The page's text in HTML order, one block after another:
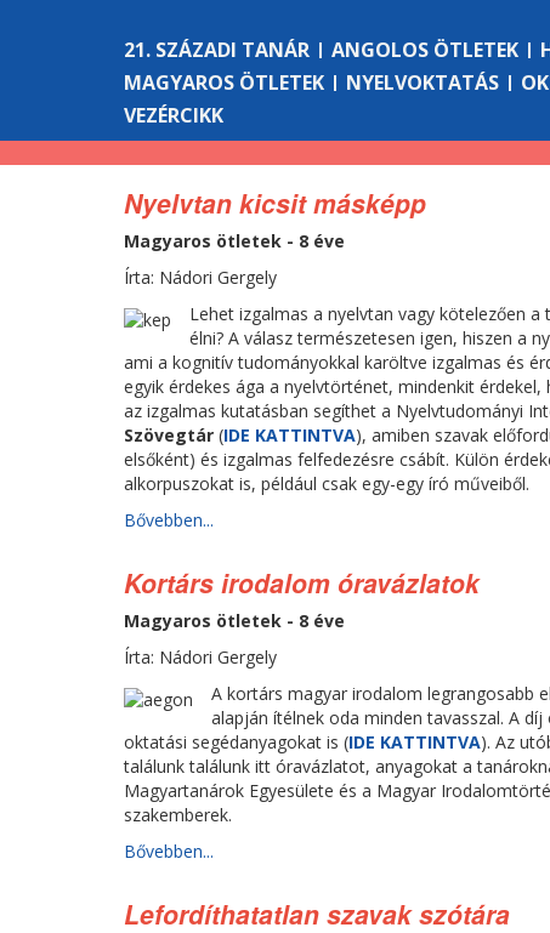
21. SZÁZADI TANÁR ANGOLOS ÖTLETEK
MAGYAROS ÖTLETEK
NYELVOKTATÁS
VEZÉRCIKK
Nyelvtan kicsit másképp
Magyaros ötletek - 8 éve
Írta: Nádori Gergely
Lehet izgalmas a nyelvtan vagy kötelezően
élni? A válasz természetesen igen, hiszen a
ami a kognitív tudományokkal karöltve izgalmas és
egyik érdekes ága a nyelvtörténet, mindenkit
az izgalmas kutatásban segíthet a Nyelvtudományi
Szövegtár (IDE KATTINTVA), amiben szavak
elsőként) és izgalmas felfedezésre csábít. Külön
alkorpuszokat is, például csak egy-egy író műveiből.
Bővebben...
Kortárs irodalom óravázlatok
Magyaros ötletek - 8 éve
Írta: Nádori Gergely
A kortárs magyar irodalom legrangosabb
alapján ítélnek oda minden tavasszal. A
oktatási segédanyagokat is (IDE KATTINTVA). Az
találunk találunk itt óravázlatot, anyagokat a
Magyartanárok Egyesülete és a Magyar
szakemberek.
Bővebben...
Lefordíthatatlan szavak szótára